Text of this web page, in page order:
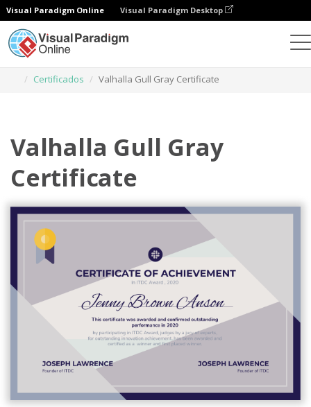
Visual Paradigm Online Visual Paradigm Desktop
Certificados
Valhalla Gull Gray Certificate
Valhalla Gull Gray
Certificate